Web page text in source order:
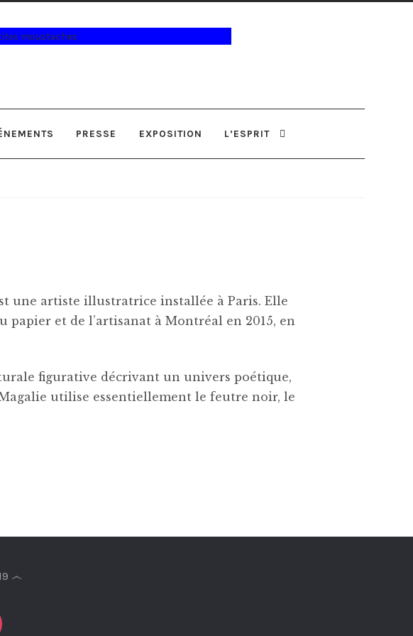
PRESSE EXPOSITION L’ESPRIT
une artiste illustratrice installée à Paris. Elle
et de l’artisanat à Montréal en 2015, en
figurative décrivant un univers poétique,
utilise essentiellement le feutre noir, le
෴